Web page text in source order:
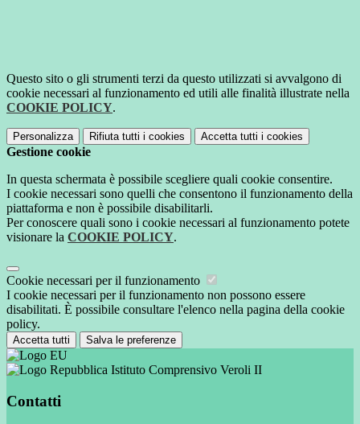
Questo sito o gli strumenti terzi da questo utilizzati si avvalgono di
cookie necessari al funzionamento ed utili alle finalità illustrate nella
COOKIE POLICY.
Personalizza Rifiuta tutti i cookies Accetta tutti i cookies
Gestione cookie
In questa schermata è possibile scegliere quali cookie consentire.
I cookie necessari sono quelli che consentono il funzionamento della
piattaforma e non è possibile disabilitarli.
Per conoscere quali sono i cookie necessari al funzionamento potete
visionare la COOKIE POLICY.
Cookie necessari per il funzionamento
I cookie necessari per il funzionamento non possono essere
disabilitati. È possibile consultare l'elenco nella pagina della cookie
policy.
Accetta tutti Salva le preferenze
Istituto Comprensivo Veroli II
Contatti